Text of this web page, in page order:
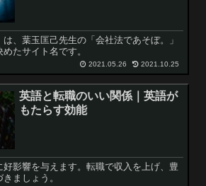
は、葉玉匡己先生の「会社法であそぼ。」
たサイト名です。
2021.05.26 2021.10.25
英語と転職のいい関係｜英語が
もたらす効能
影響を与えます。転職で収入を上げ、豊
ましょう。